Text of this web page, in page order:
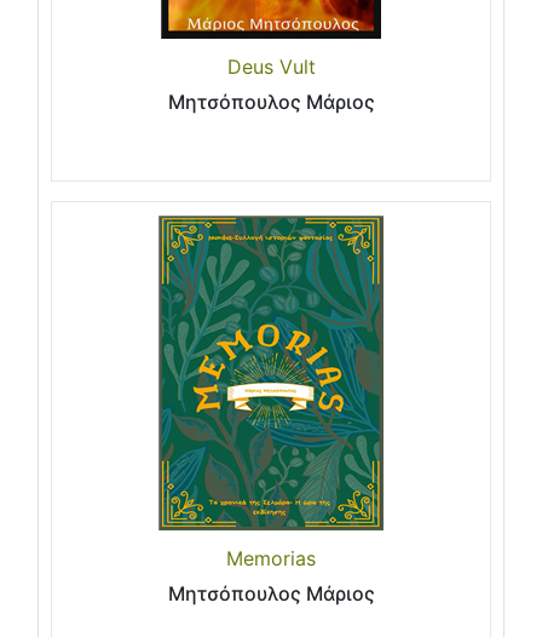
Deus Vult
Μητσόπουλος Μάριος
Memorias
Μητσόπουλος Μάριος